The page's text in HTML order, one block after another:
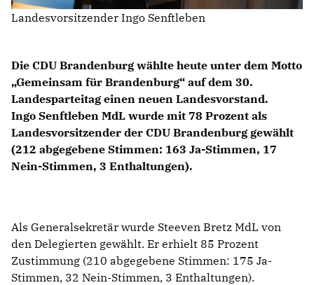
BILDER
PROGRAMME
SPENDEN
Mitglied werden
Die CDU Brandenburg wählte heute unter dem Motto
Gemeinsam für Brandenburg“ auf dem 30.
Landesparteitag einen neuen Landesvorstand.
Ingo Senftleben MdL wurde mit 78 Prozent als
Landesvorsitzender der CDU Brandenburg gewählt
(212 abgegebene Stimmen: 163 Ja-Stimmen, 17
Nein-Stimmen, 3 Enthaltungen).
Als Generalsekretär wurde Steeven Bretz MdL von
den Delegierten gewählt. Er erhielt 85 Prozent
Zustimmung (210 abgegebene Stimmen: 175 Ja-
Stimmen, 32 Nein-Stimmen, 3 Enthaltungen).
Landesvorsitzender Ingo Senftleben